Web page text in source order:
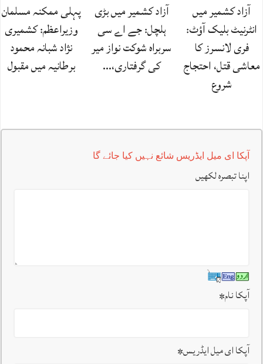
آزاد کشمیر میں
انٹرنیٹ بلیک آؤٹ:
فری لانسرز کا
معاشی قتل، احتجاج
شروع
آزاد کشمیر میں بڑی
ہلچل: جے اے سی
سربراہ شوکت نواز میر
کی گرفتاری،…
پہلی ممکنہ مسلمان
وزیراعظم: کشمیری
نژاد شبانہ محمود
برطانیہ میں مقبول
آپکا ای میل ایڈریس شائع نہیں کیا جائے گا
اپنا تبصرہ لکھیں
آپکا نام*
آپکا ای میل ایڈریس*